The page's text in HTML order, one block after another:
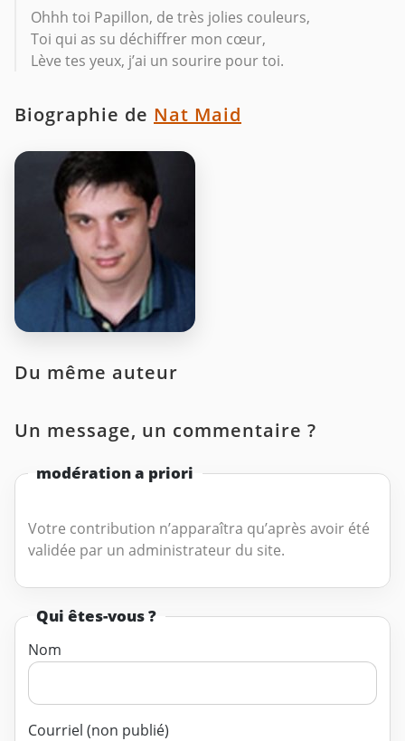
Ohhh toi Papillon, de très jolies couleurs,
Toi qui as su déchiffrer mon cœur,
Lève tes yeux, j’ai un sourire pour toi.
Biographie de Nat Maid
Du même auteur
Un message, un commentaire ?
modération a priori
Votre contribution n’apparaîtra qu’après avoir été
validée par un administrateur du site.
Qui êtes-vous ?
Nom
Courriel (non publié)